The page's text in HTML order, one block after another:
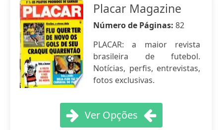
Placar Magazine
Número de Páginas: 82
PLACAR: a maior revista
brasileira de futebol.
Notícias, perfis, entrevistas,
fotos exclusivas.
Ver Opções